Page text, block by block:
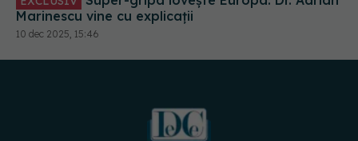
URMĂREȘTE-NE PE: